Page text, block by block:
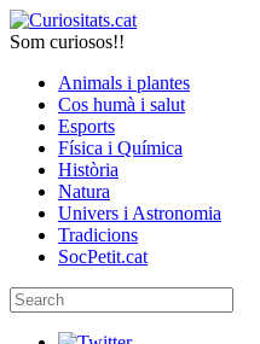
Som curiosos!!
Animals i plantes
Cos humà i salut
Esports
Física i Química
Història
Natura
Univers i Astronomia
Tradicions
SocPetit.cat